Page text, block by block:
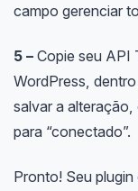
campo gerenciar
5 –Copie seu API
WordPress,
salvar a alteração,
para “conectado”.
Pronto! Seu